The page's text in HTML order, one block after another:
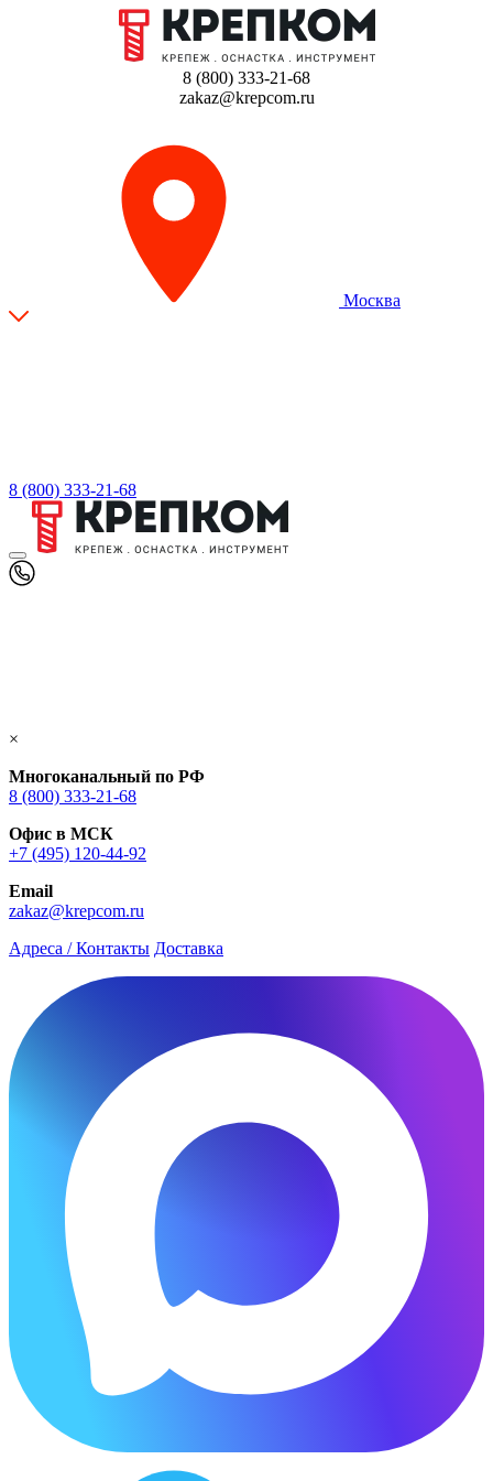
8 (800) 333-21-68
zakaz@krepcom.ru
Москва
8 (800) 333-21-68
×
Многоканальный по РФ
8 (800) 333‑21-68
Офис в МСК
+7 (495) 120-44-92
Email
zakaz@krepcom.ru
Адреса / Контакты Доставка